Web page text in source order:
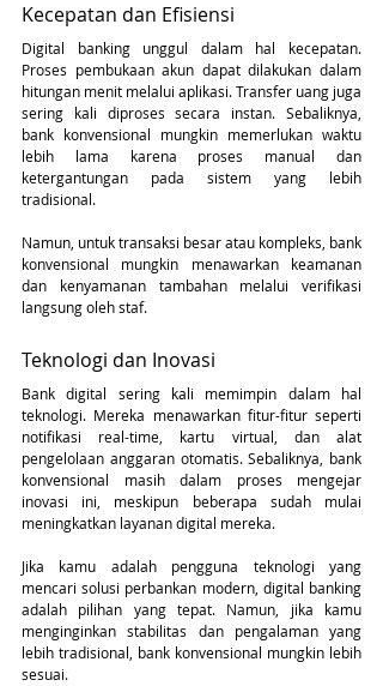
Kecepatan dan Efisiensi
Digital banking unggul dalam hal kecepatan.
Proses pembukaan akun dapat dilakukan dalam
hitungan menit melalui aplikasi. Transfer uang juga
sering kali diproses secara instan. Sebaliknya,
bank konvensional mungkin memerlukan waktu
lebih lama karena proses manual dan
ketergantungan pada sistem yang lebih
tradisional.
Namun, untuk transaksi besar atau kompleks, bank
konvensional mungkin menawarkan keamanan
dan kenyamanan tambahan melalui verifikasi
langsung oleh staf.
Teknologi dan Inovasi
Bank digital sering kali memimpin dalam hal
teknologi. Mereka menawarkan fitur-fitur seperti
notifikasi real-time, kartu virtual, dan alat
pengelolaan anggaran otomatis. Sebaliknya, bank
konvensional masih dalam proses mengejar
inovasi ini, meskipun beberapa sudah mulai
meningkatkan layanan digital mereka.
Jika kamu adalah pengguna teknologi yang
mencari solusi perbankan modern, digital banking
adalah pilihan yang tepat. Namun, jika kamu
menginginkan stabilitas dan pengalaman yang
lebih tradisional, bank konvensional mungkin lebih
sesuai.